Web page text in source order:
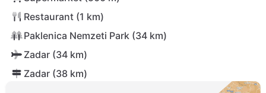
Restaurant (1 km)
Paklenica Nemzeti Park (34 km)
Zadar (34 km)
Zadar (38 km)